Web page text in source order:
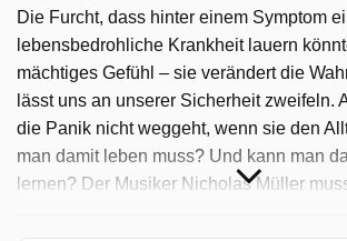
Die Furcht, dass hinter einem Symptom
lebensbedrohliche Krankheit lauern
mächtiges Gefühl – sie verändert die
lässt uns an unserer Sicherheit zweifeln.
die Panik nicht weggeht, wenn sie den
man damit leben muss? Und kann man
lernen? Der Musiker Nicholas Müller